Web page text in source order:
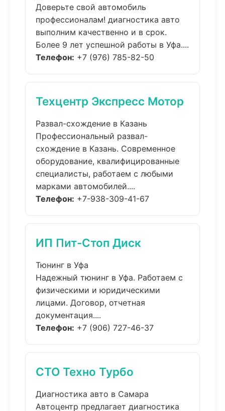
Доверьте свой автомобиль
профессионалам! диагностика авто
выполним качественно и в срок.
Более 9 лет успешной работы в Уфа....
Телефон: +7 (976) 785-82-50
Техцентр Экспресс Мотор
Развал-схождение в Казань
Профессиональный развал-
схождение в Казань. Современное
оборудование, квалифицированные
специалисты, работаем с любыми
марками автомобилей....
Телефон: +7-938-309-41-67
ИП Пит-Стоп Диск
Тюнинг в Уфа
Надежный тюнинг в Уфа. Работаем с
физическими и юридическими
лицами. Договор, отчетная
документация....
Телефон: +7 (906) 727-46-37
СТО Техно Турбо
Диагностика авто в Самара
Автоцентр предлагает диагностика